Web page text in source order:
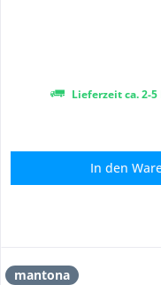
stilvollen Look und
Lieferzeit ca. 2-
In den
mantona